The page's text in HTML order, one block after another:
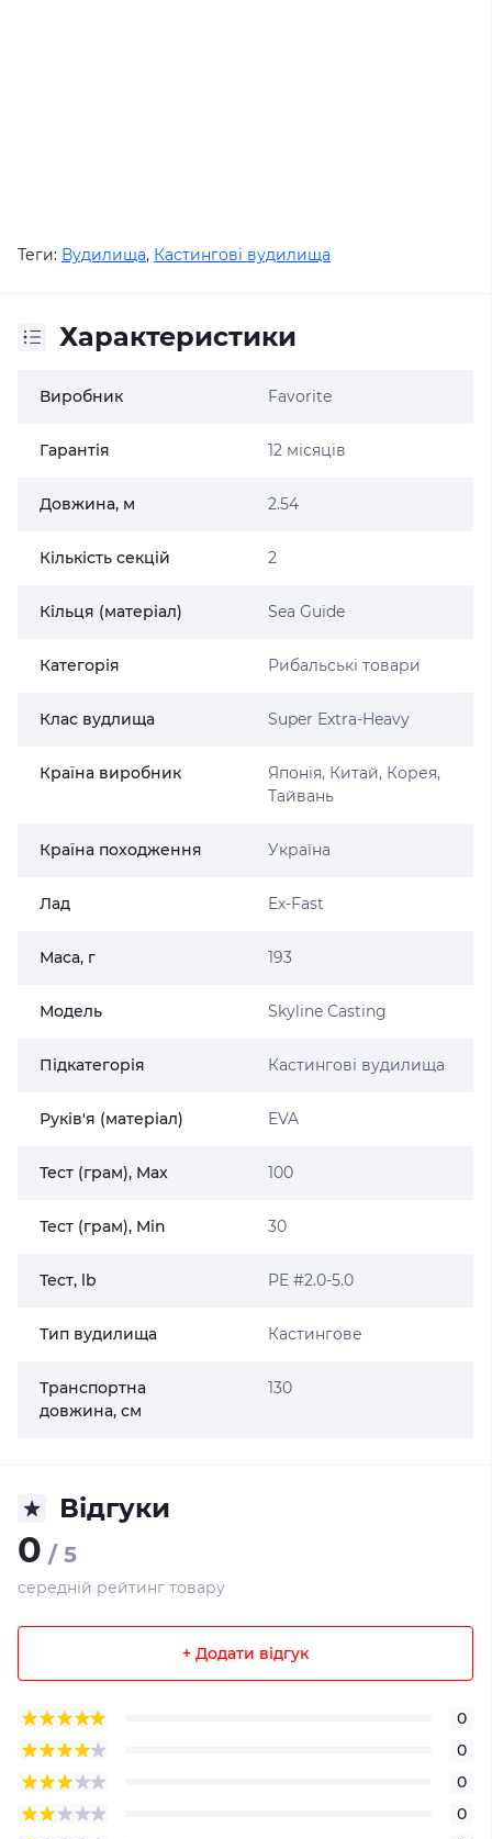
Теги: Вудилища, Кастингові вудилища
Характеристики
Виробник Favorite
Гарантія 12 місяців
Довжина, м 2.54
Кількість секцій 2
Кільця (матеріал) Sea Guide
Категорія Рибальські товари
Клас вудлища Super Extra-Heavy
Країна виробник
Японія, Китай, Корея,
Тайвань
Країна походження Україна
Лад Ex-Fast
Маса, г 193
Модель Skyline Casting
Підкатегорія Кастингові вудилища
Руків'я (матеріал) EVA
Тест (грам), Max 100
Тест (грам), Min 30
Тест, lb PE #2.0-5.0
Тип вудилища Кастингове
Транспортна
довжина, см
130
Відгуки
0 / 5
середній рейтинг товару
+ Додати відгук
0
0
0
0